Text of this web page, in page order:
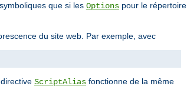
que si les Options pour le répertoire
du site web. Par exemple, avec
ScriptAlias fonctionne de la même